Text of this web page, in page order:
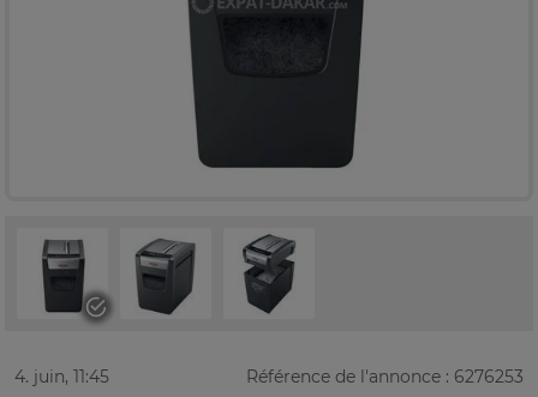
4. juin, 11:45 Référence de l'annonce : 6276253